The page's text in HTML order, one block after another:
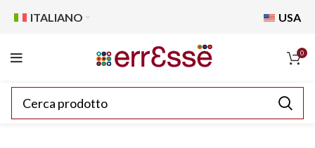
ITALIANO USA
0